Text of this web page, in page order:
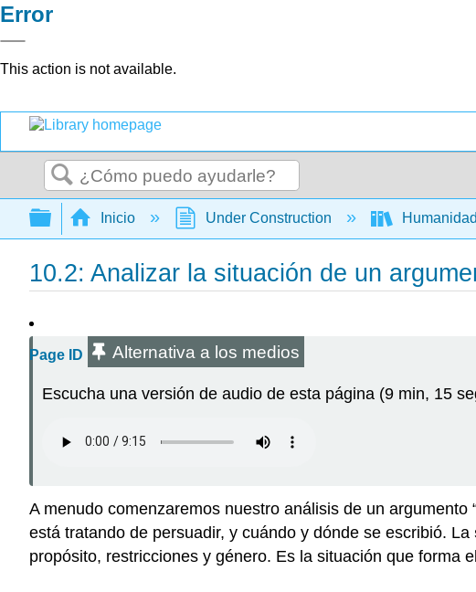
Error
This action is not available.
Buscar
Expandir/contraer jerarquía global
Inicio Under Construction
10.2: Analizar la situación de un
Page ID Alternativa a los medios
Escucha una versión de audio de esta página (9 min, 15
A menudo comenzaremos nuestro análisis de un
está tratando de persuadir, y cuándo y dónde se escribió. La
propósito, restricciones y género. Es la situación que forma